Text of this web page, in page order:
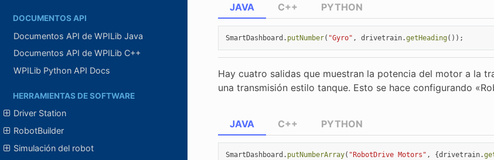
DOCUMENTOS API
Documentos API de WPILib Java
Documentos API de WPILib C++
WPILib Python API Docs
HERRAMIENTAS DE SOFTWARE
Driver Station
RobotBuilder
Simulación del robot
JAVA
SmartDashboard . putNumber( "Gyro" , drivetrain.getHeading());
C++ PYTHON
Hay cuatro salidas que muestran la potencia del motor a la
una transmisión estilo tanque. Esto se hace configurando
JAVA
SmartDashboard . putNumberArray( "RobotDrive Motors" , {drivetrain.
C++ PYTHON